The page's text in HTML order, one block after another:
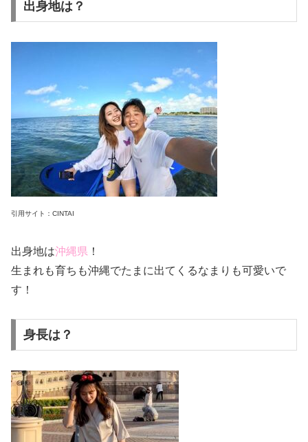
出身地は？
引用サイト：CINTAI
出身地は沖縄県 ！
生まれも育ちも沖縄でたまに出てくるなまりも可愛いで
す！
身長は？